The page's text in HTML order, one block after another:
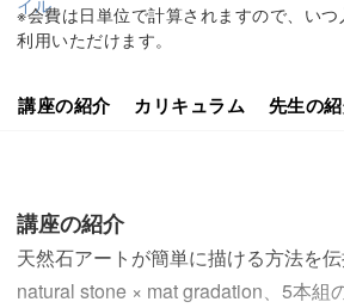
※会費は日単位で計算されますので、い
利用いただけます。
講座の紹介 カリキュラム 先生の
講座の紹介
天然石アートが簡単に描ける方法を伝
natural stone × mat gradation、5本組